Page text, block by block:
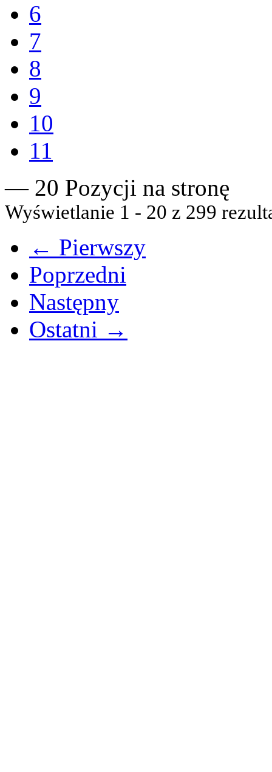
6
7
8
9
10
11
— 20 Pozycji na stronę
Wyświetlanie 1 - 20 z 299
← Pierwszy
Poprzedni
Następny
Ostatni →